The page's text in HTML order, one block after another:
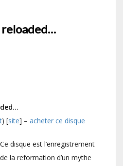
reloaded…
) [site] – acheter ce disque
Ce disque est l’enregistrement
de la reformation d’un mythe